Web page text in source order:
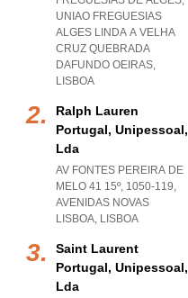
UNIAO FREGUESIAS
ALGES LINDA A VELHA
CRUZ QUEBRADA
DAFUNDO OEIRAS,
LISBOA
Ralph Lauren
Portugal, Unipessoal,
Lda
AV FONTES PEREIRA DE
MELO 41 15º, 1050-119,
AVENIDAS NOVAS
LISBOA, LISBOA
Saint Laurent
Portugal, Unipessoal,
Lda